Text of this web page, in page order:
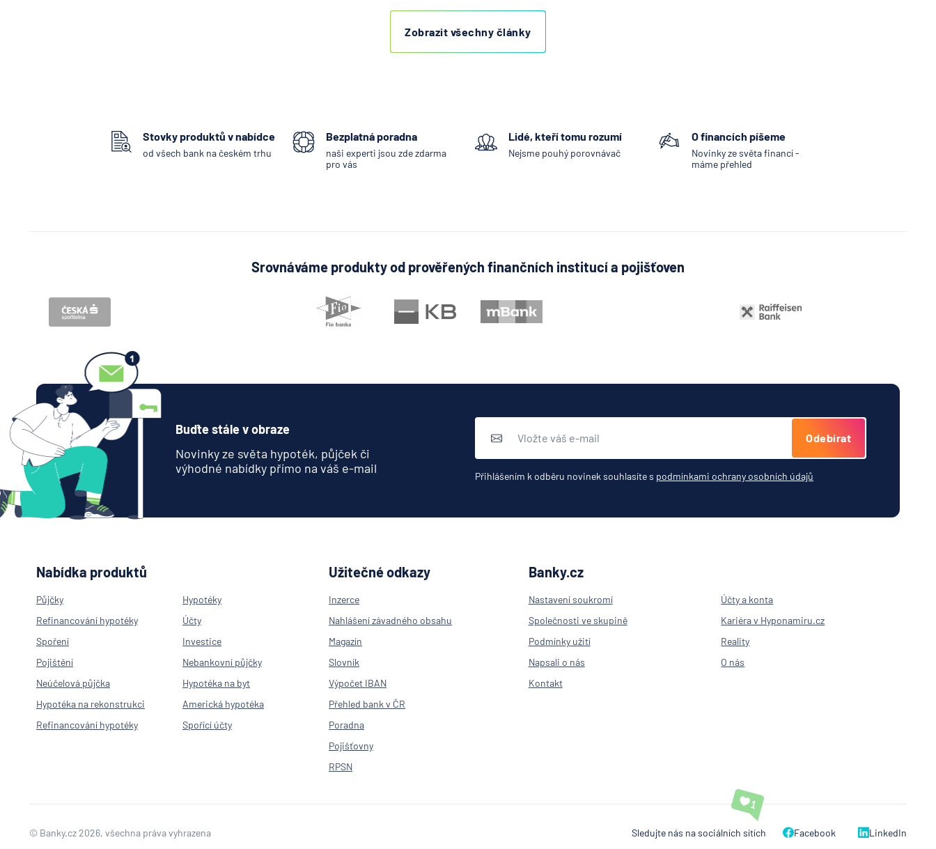
Zobrazit všechny články
Stovky produktů v nabídce
od všech bank na českém trhu
Bezplatná poradna
naši experti jsou zde zdarma
pro vás
Lidé, kteří tomu rozumí
Nejsme pouhý porovnávač
O financích píšeme
Novinky ze světa financí -
máme přehled
Srovnáváme produkty od prověřených finančních institucí a pojišťoven
Buďte stále v obraze
Novinky ze světa hypoték, půjček či
výhodné nabídky přímo na váš e-mail
Odebírat
Přihlášením k odběru novinek souhlasíte s podmínkami ochrany osobních údajů
Nabídka produktů
Půjčky
Hypotéky
Refinancování hypotéky
Účty
Spoření
Investice
Pojištění
Nebankovní půjčky
Neúčelová půjčka
Hypotéka na byt
Hypotéka na rekonstrukci
Americká hypotéka
Refinancování hypotéky
Spořící účty
Užitečné odkazy
Inzerce
Nahlášení závadného obsahu
Magazín
Slovník
Výpočet IBAN
Přehled bank v ČR
Poradna
Pojišťovny
RPSN
Banky.cz
Nastavení soukromí
Účty a konta
Společnosti ve skupině
Kariéra v Hyponamiru.cz
Podmínky užití
Reality
Napsali o nás
O nás
Kontakt
© Banky.cz 2026, všechna práva vyhrazena Sledujte nás na sociálních sítích Facebook LinkedIn